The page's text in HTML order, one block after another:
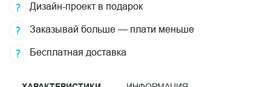
Дизайн-проект в подарок
Заказывай больше — плати меньше
Бесплатная доставка